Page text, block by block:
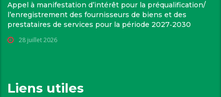
Appel à manifestation d’intérêt pour la préqualification/
l’enregistrement des fournisseurs de biens et des
prestataires de services pour la période 2027‑2030
28 juillet 2026
Liens utiles